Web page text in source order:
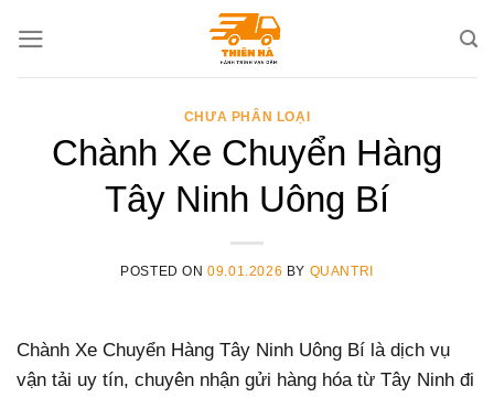
CHƯA PHÂN LOẠI
Chành Xe Chuyển Hàng
Tây Ninh Uông Bí
POSTED ON09.01.2026 BY QUANTRI
Chành Xe Chuyển Hàng Tây Ninh Uông Bí là dịch vụ
vận tải uy tín, chuyên nhận gửi hàng hóa từ Tây Ninh đi